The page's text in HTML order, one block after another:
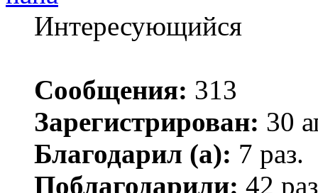
Интересующийся
Сообщения: 313
Зарегистрирован: 30
Благодарил (а): 7 раз.
Поблагодарили: 42